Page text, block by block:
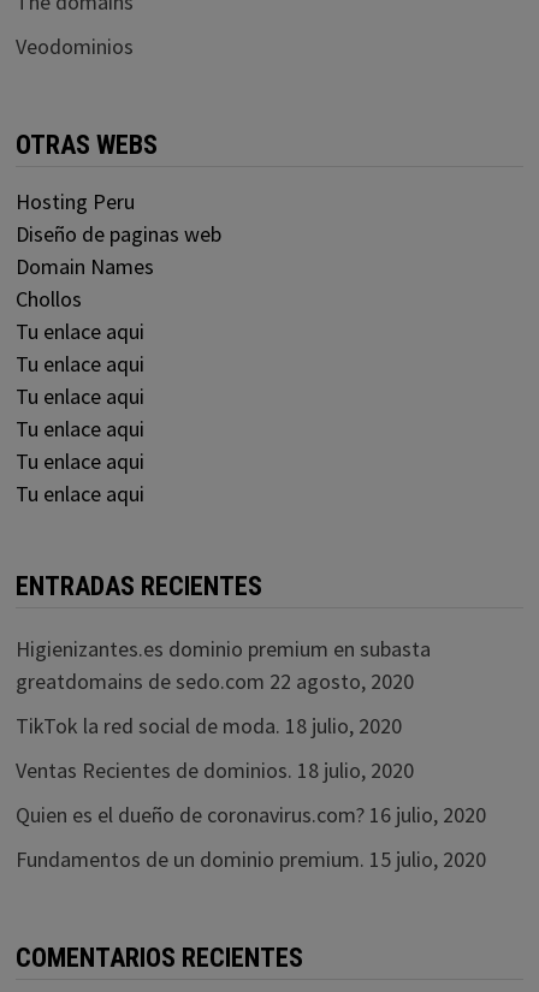
Veodominios
OTRAS WEBS
Hosting Peru
Diseño de paginas web
Domain Names
Chollos
Tu enlace aqui
Tu enlace aqui
Tu enlace aqui
Tu enlace aqui
Tu enlace aqui
Tu enlace aqui
ENTRADAS RECIENTES
Higienizantes.es dominio premium en subasta
greatdomains de sedo.com 22 agosto, 2020
TikTok la red social de moda. 18 julio, 2020
Ventas Recientes de dominios. 18 julio, 2020
Quien es el dueño de coronavirus.com? 16 julio, 2020
Fundamentos de un dominio premium. 15 julio, 2020
COMENTARIOS RECIENTES